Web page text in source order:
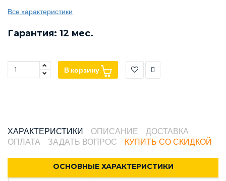
Все характеристики
Гарантия: 12 мес.
В корзину
ХАРАКТЕРИСТИКИ ОПИСАНИЕ
ДОСТАВКА
ОПЛАТА
ЗАДАТЬ ВОПРОС КУПИТЬ СО СКИДКОЙ
ОСНОВНЫЕ ХАРАКТЕРИСТИКИ